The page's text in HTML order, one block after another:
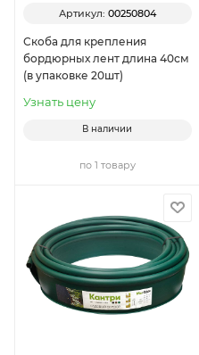
Артикул: 00250804
Скоба для крепления
бордюрных лент длина 40см
(в упаковке 20шт)
Узнать цену
В наличии
по 1 товару